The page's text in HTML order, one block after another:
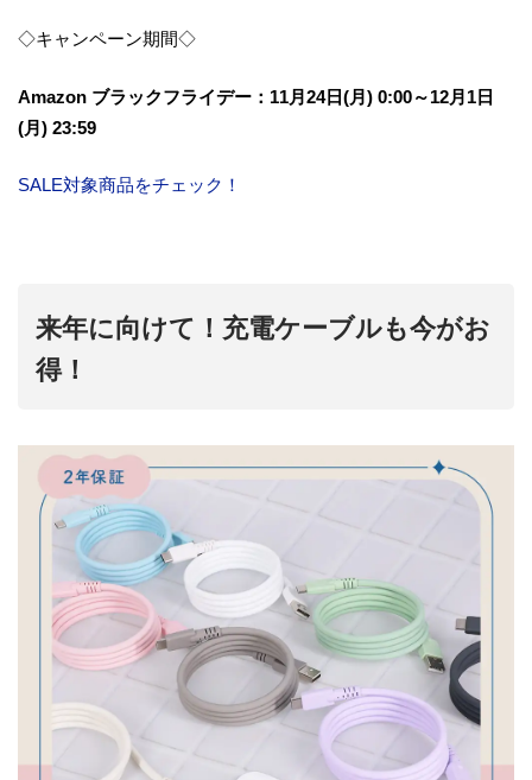
◇キャンペーン期間◇
Amazon ブラックフライデー：11月24日(月) 0:00～12月1日
(月) 23:59
SALE対象商品をチェック！
来年に向けて！充電ケーブルも今がお
得！